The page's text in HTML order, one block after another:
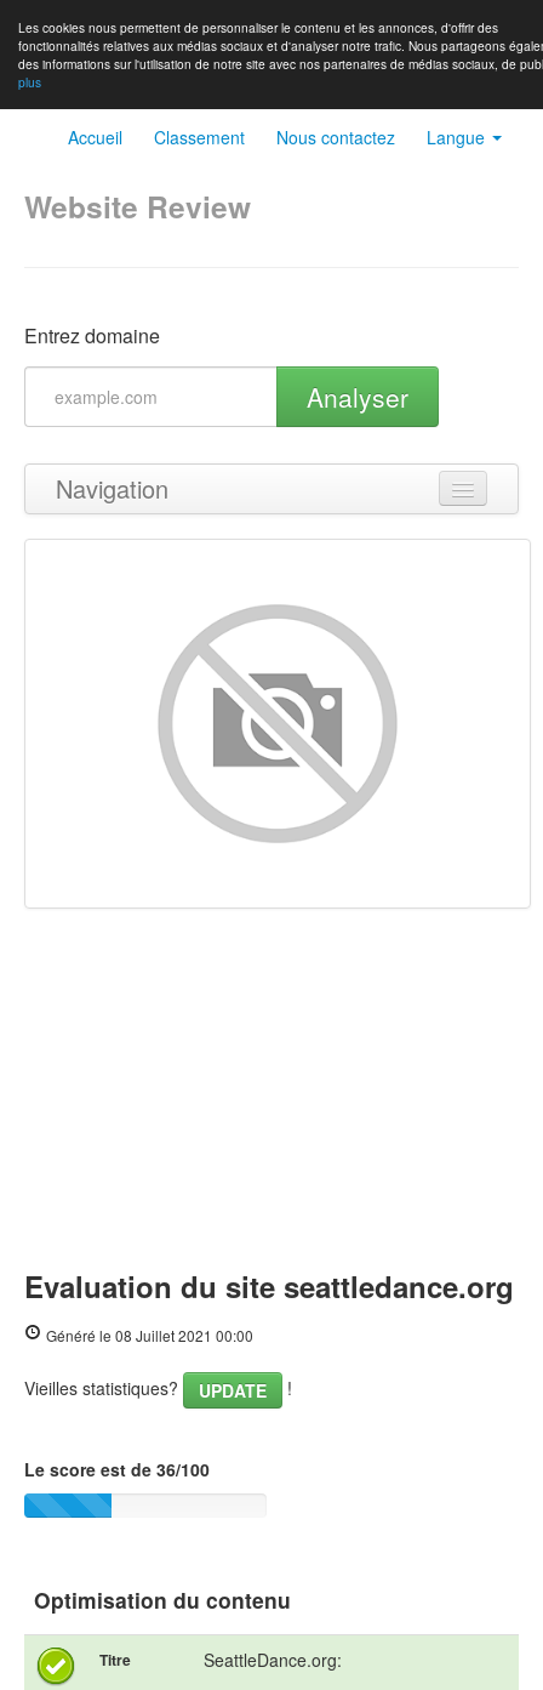
Les cookies nous permettent de personnaliser le contenu et les annonces, d'offrir des
fonctionnalités relatives aux médias sociaux et d'analyser notre trafic. Nous partageons
des informations sur l'utilisation de notre site avec nos partenaires de médias sociaux, de
plus
Accueil Classement Nous contactez Langue
Website Review
Entrez domaine
Analyser
Navigation
Haut de page
Mots-clefs
Ergonomie
Document
Evaluation du site seattledance.org
Généré le 08 Juillet 2021 00:00
Vieilles statistiques? UPDATE !
Le score est de 36/100
Optimisation du contenu
Titre SeattleDance.org: